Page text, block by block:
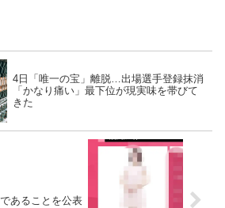
4日「唯一の宝」離脱…出場選手登録抹消
「かなり痛い」最下位が現実味を帯びて
きた
あることを公表